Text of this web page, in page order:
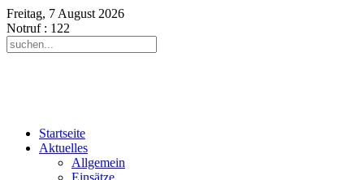
Freitag, 7 August 2026
Notruf: 122
Startseite
Aktuelles
Allgemein
Einsätze